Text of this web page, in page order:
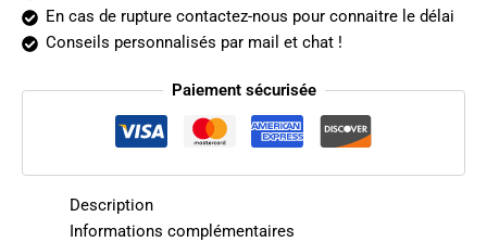
En cas de rupture contactez-nous pour connaitre le délai
Conseils personnalisés par mail et chat !
Paiement sécurisée
Description
Informations complémentaires